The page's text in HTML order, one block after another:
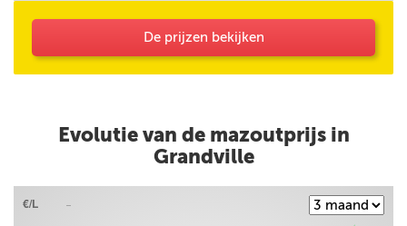
prix au litre pour une quantité de 2000 l.
Question : le livreur peut-il remplir la citerne en
De prijzen bekijken
Evolutie van de mazoutprijs in
Grandville